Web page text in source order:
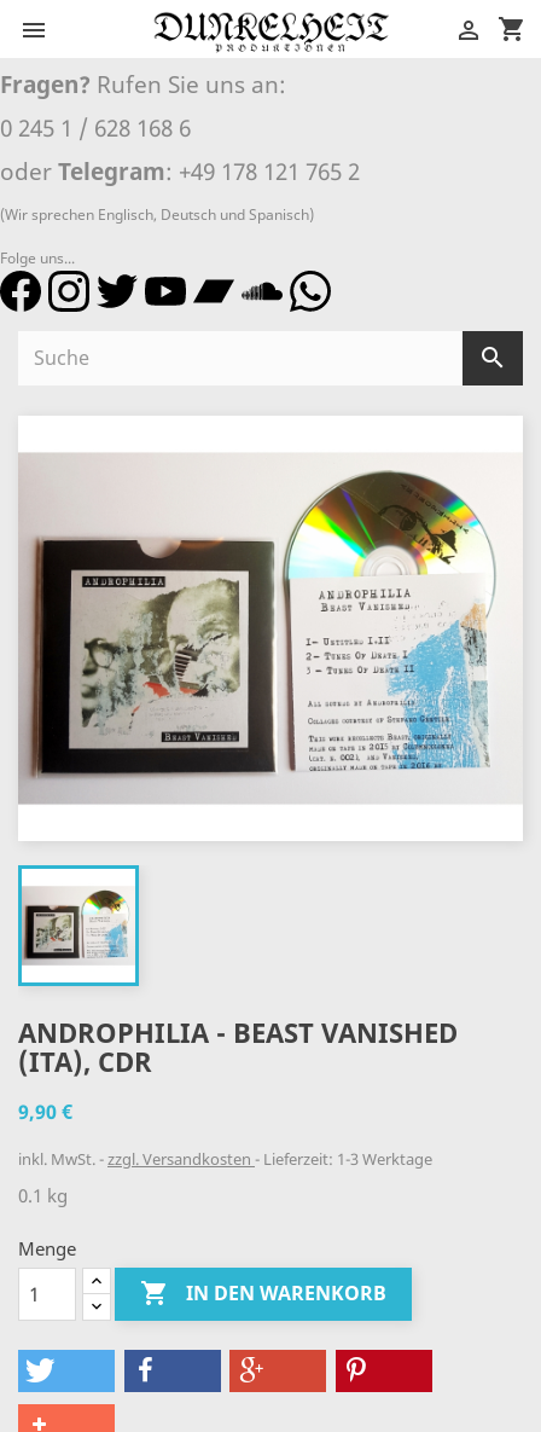
 shopping_cart

Fragen? Rufen Sie uns an:
0 245 1 / 628 168 6
oder Telegram: +49 178 121 765 2
(Wir sprechen Englisch, Deutsch und Spanisch)
Folge uns...

ANDROPHILIA - BEAST VANISHED
(ITA), CDR
9,90 €
inkl. MwSt. zzgl. Versandkosten Lieferzeit: 1-3 Werktage
0.1 kg
Menge
 IN DEN WARENKORB